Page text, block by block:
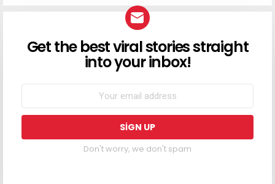
NEWSLETTER
Get the best viral stories straight
into your inbox!
Don't worry, we don't spam